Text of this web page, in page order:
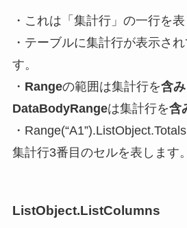
・これは「集計行」の一行を表
・ テーブルに集計行が表示さ
す。
・ Rangeの範囲は集計行を含
DataBodyRangeは集計行を含
・
集計行3番目のセルを表します。
ListObject.ListColumns